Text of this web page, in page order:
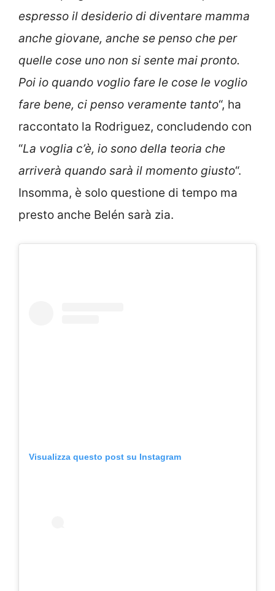
espresso il desiderio di diventare mamma
anche giovane, anche se penso che per
quelle cose uno non si sente mai pronto.
Poi io quando voglio fare le cose le voglio
fare bene, ci penso veramente tanto“, ha
raccontato la Rodriguez, concludendo con
“La voglia c’è, io sono della teoria che
arriverà quando sarà il momento giusto“.
Insomma, è solo questione di tempo ma
presto anche Belén sarà zia.
Visualizza questo post su Instagram